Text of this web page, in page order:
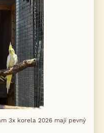
3x korela 2026 mají pevný